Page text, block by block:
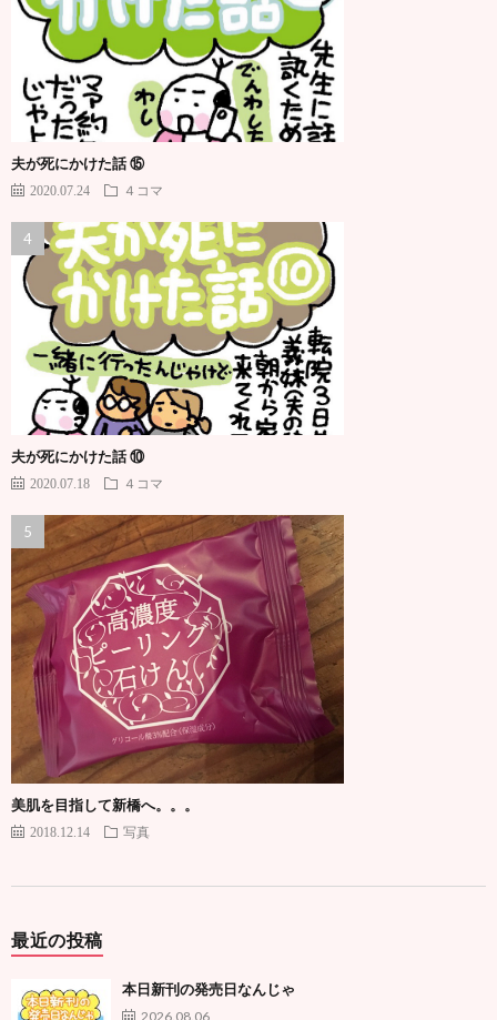
夫が死にかけた話 ⑮
2020.07.24 ４コマ
夫が死にかけた話 ⑩
2020.07.18 ４コマ
美肌を目指して新橋へ。。。
2018.12.14 写真
最近の投稿
本日新刊の発売日なんじゃ
2026.08.06